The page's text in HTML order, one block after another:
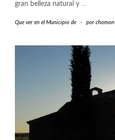
gran belleza natural y …
Que ver en el Municipio de - por chomon